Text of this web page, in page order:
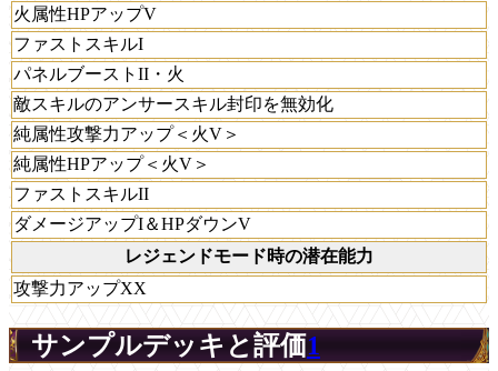
火属性HPアップV
ファストスキルI
パネルブーストII・火
敵スキルのアンサースキル封印を無効化
純属性攻撃力アップ＜火V＞
純属性HPアップ＜火V＞
ファストスキルII
ダメージアップI＆HPダウンV
レジェンドモード時の潜在能力
攻撃力アップXX
サンプルデッキと評価1